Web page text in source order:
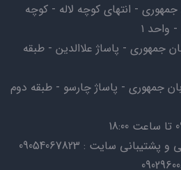
جمهوری - انتهای کوچه لاله - کوچه
جمهوری - پاساژ علاالدین - طبقه
جمهوری - پاساژ چارسو - طبقه دوم
سایت : 09054067823